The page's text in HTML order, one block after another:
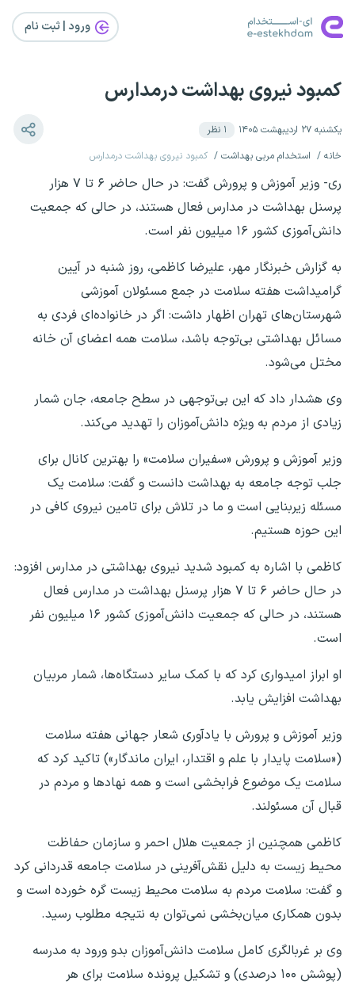
ورود | ثبت‌ نام
کمبود نیروی بهداشت درمدارس
یکشنبه ۲۷ اردیبهشت ۱۴۰۵ ۱ نظر
خانه
استخدام مربی بهداشت کمبود نیروی بهداشت درمدارس
ری- وزیر آموزش و پرورش گفت: در حال حاضر ۶ تا ۷ هزار
پرسنل بهداشت در مدارس فعال هستند، در حالی که جمعیت
دانش‌آموزی کشور ۱۶ میلیون نفر است.
به گزارش خبرنگار مهر، علیرضا کاظمی، روز شنبه در آیین
گرامیداشت هفته سلامت در جمع مسئولان آموزشی
شهرستان‌های تهران اظهار داشت: اگر در خانواده‌ای فردی به
مسائل بهداشتی بی‌توجه باشد، سلامت همه اعضای آن خانه
مختل می‌شود.
وی هشدار داد که این بی‌توجهی در سطح جامعه، جان شمار
زیادی از مردم به ویژه دانش‌آموزان را تهدید می‌کند.
وزیر آموزش و پرورش «سفیران سلامت» را بهترین کانال برای
جلب توجه جامعه به بهداشت دانست و گفت: سلامت یک
مسئله زیربنایی است و ما در تلاش برای تامین نیروی کافی در
این حوزه هستیم.
کاظمی با اشاره به کمبود شدید نیروی بهداشتی در مدارس افزود:
در حال حاضر ۶ تا ۷ هزار پرسنل بهداشت در مدارس فعال
هستند، در حالی که جمعیت دانش‌آموزی کشور ۱۶ میلیون نفر
است.
او ابراز امیدواری کرد که با کمک سایر دستگاه‌ها، شمار مربیان
بهداشت افزایش یابد.
وزیر آموزش و پرورش با یادآوری شعار جهانی هفته سلامت
(«سلامت پایدار با علم و اقتدار، ایران ماندگار») تاکید کرد که
سلامت یک موضوع فرابخشی است و همه نهادها و مردم در
قبال آن مسئولند.
کاظمی همچنین از جمعیت هلال احمر و سازمان حفاظت
محیط زیست به دلیل نقش‌آفرینی در سلامت جامعه قدردانی کرد
و گفت: سلامت مردم به سلامت محیط زیست گره خورده است و
بدون همکاری میان‌بخشی نمی‌توان به نتیجه مطلوب رسید.
وی بر غربالگری کامل سلامت دانش‌آموزان بدو ورود به مدرسه
(پوشش ۱۰۰ درصدی) و تشکیل پرونده سلامت برای هر